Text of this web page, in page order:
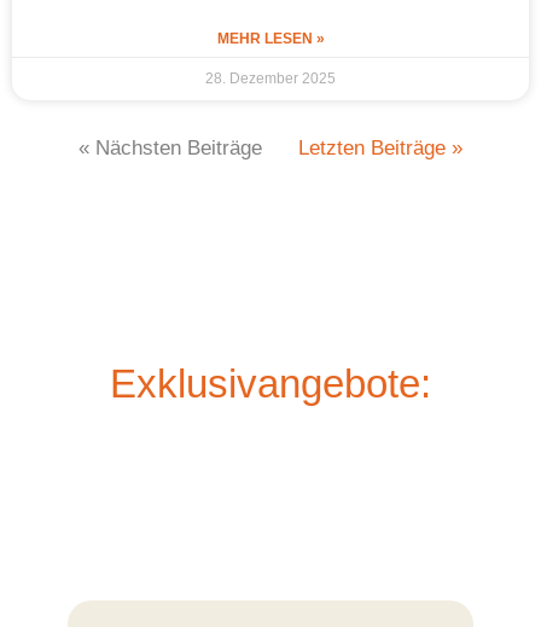
MEHR LESEN »
28. Dezember 2025
« Nächsten Beiträge Letzten Beiträge »
Exklusivangebote: